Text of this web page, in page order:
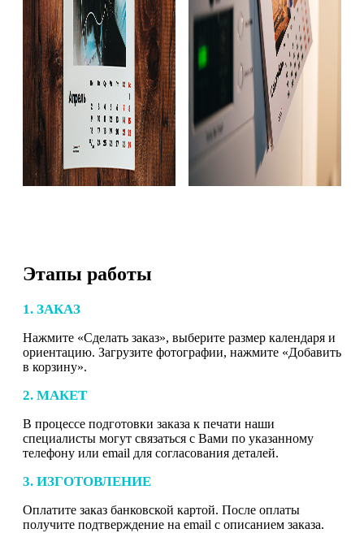
Этапы работы
1. ЗАКАЗ
Нажмите «Сделать заказ», выберите размер календаря и
ориентацию. Загрузите фотографии, нажмите «Добавить
в корзину».
2. МАКЕТ
В процессе подготовки заказа к печати наши
специалисты могут связаться с Вами по указанному
телефону или email для согласования деталей.
3. ИЗГОТОВЛЕНИЕ
Оплатите заказ банковской картой. После оплаты
получите подтверждение на email с описанием заказа.